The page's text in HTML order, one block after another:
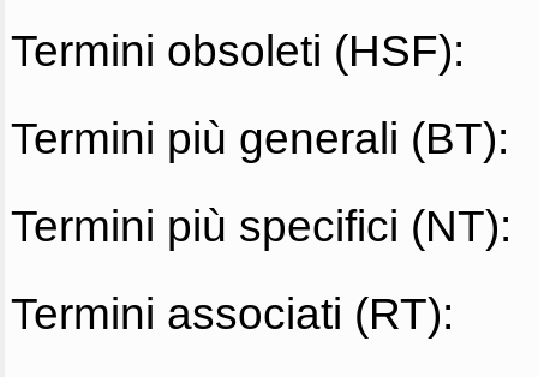
Termini obsoleti (HSF):
Termini più generali (BT):
Termini più specifici (NT):
Termini associati (RT):